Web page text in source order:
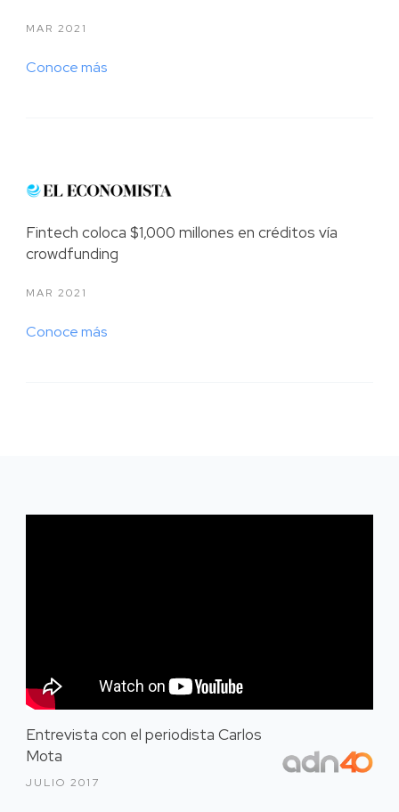
MAR 2021
Conoce más
Fintech coloca $1,000 millones en créditos vía
crowdfunding
MAR 2021
Conoce más
Entrevista con el periodista Carlos
Mota
JULIO 2017